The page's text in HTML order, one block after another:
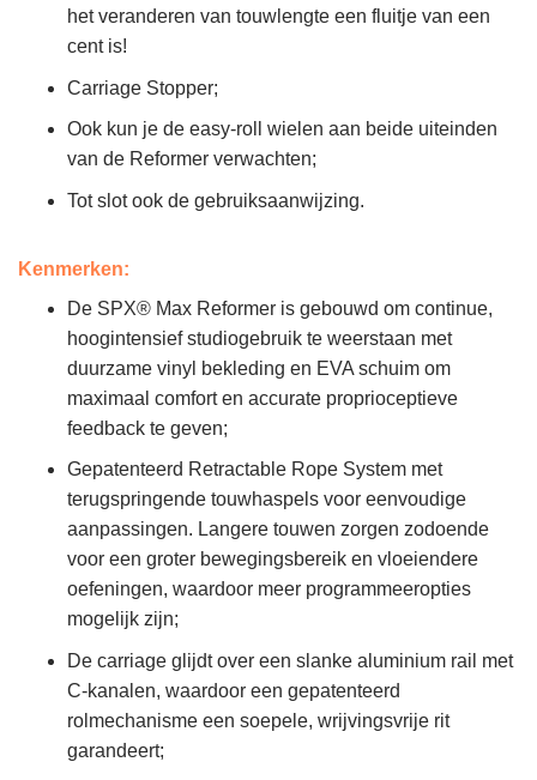
het veranderen van touwlengte een fluitje van een
cent is!
Carriage Stopper;
Ook kun je de easy-roll wielen aan beide uiteinden
van de Reformer verwachten;
Tot slot ook de gebruiksaanwijzing.
Kenmerken:
De SPX® Max Reformer is gebouwd om continue,
hoogintensief studiogebruik te weerstaan met
duurzame vinyl bekleding en EVA schuim om
maximaal comfort en accurate proprioceptieve
feedback te geven;
Gepatenteerd Retractable Rope System met
terugspringende touwhaspels voor eenvoudige
aanpassingen. Langere touwen zorgen zodoende
voor een groter bewegingsbereik en vloeiendere
oefeningen, waardoor meer programmeeropties
mogelijk zijn;
De carriage glijdt over een slanke aluminium rail met
C-kanalen, waardoor een gepatenteerd
rolmechanisme een soepele, wrijvingsvrije rit
garandeert;